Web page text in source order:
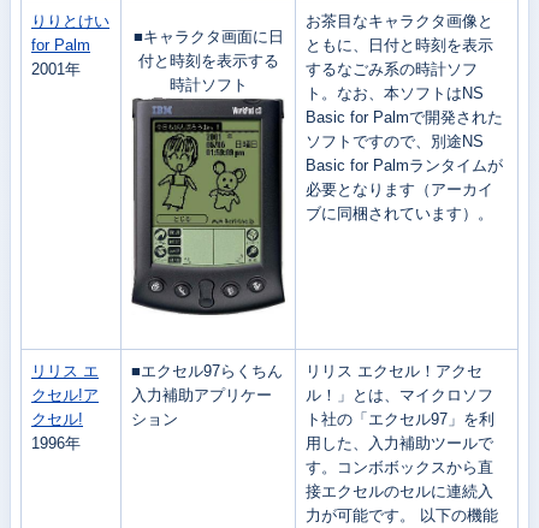
りりとけい
for Palm
2001年
■キャラクタ画面に日
付と時刻を表示する
時計ソフト
お茶目なキャラクタ画像と
ともに、日付と時刻を表示
するなごみ系の時計ソフ
ト。なお、本ソフトはNS
Basic for Palmで開発された
ソフトですので、別途NS
Basic for Palmランタイムが
必要となります（アーカイ
ブに同梱されています）。
リリス エ
クセル!ア
クセル!
1996年
■エクセル97らくちん
入力補助アプリケー
ション
リリス エクセル！アクセ
ル！」とは、マイクロソフ
ト社の「エクセル97」を利
用した、入力補助ツールで
す。コンボボックスから直
接エクセルのセルに連続入
力が可能です。 以下の機能